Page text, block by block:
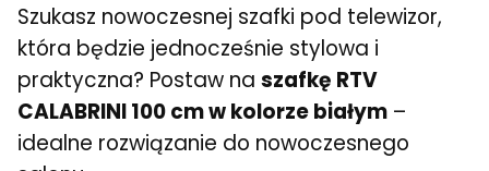
Szukasz nowoczesnej szafki pod telewizor,
która będzie jednocześnie stylowa i
praktyczna? Postaw na szafkę RTV
CALABRINI 100 cm w kolorze białym –
idealne rozwiązanie do nowoczesnego